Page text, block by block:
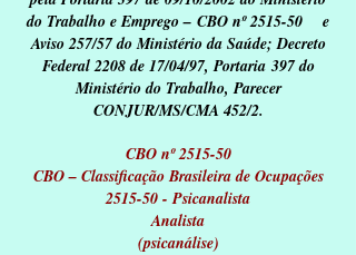
do Trabalho e Emprego – CBO nº 2515-50 e
Aviso 257/57 do Ministério da Saúde; Decreto
Federal 2208 de 17/04/97, Portaria 397 do
Ministério do Trabalho, Parecer
CONJUR/MS/CMA 452/2.
CBO nº 2515-50
CBO – Classificação Brasileira de Ocupações
2515-50 - Psicanalista
Analista
(psicanálise)